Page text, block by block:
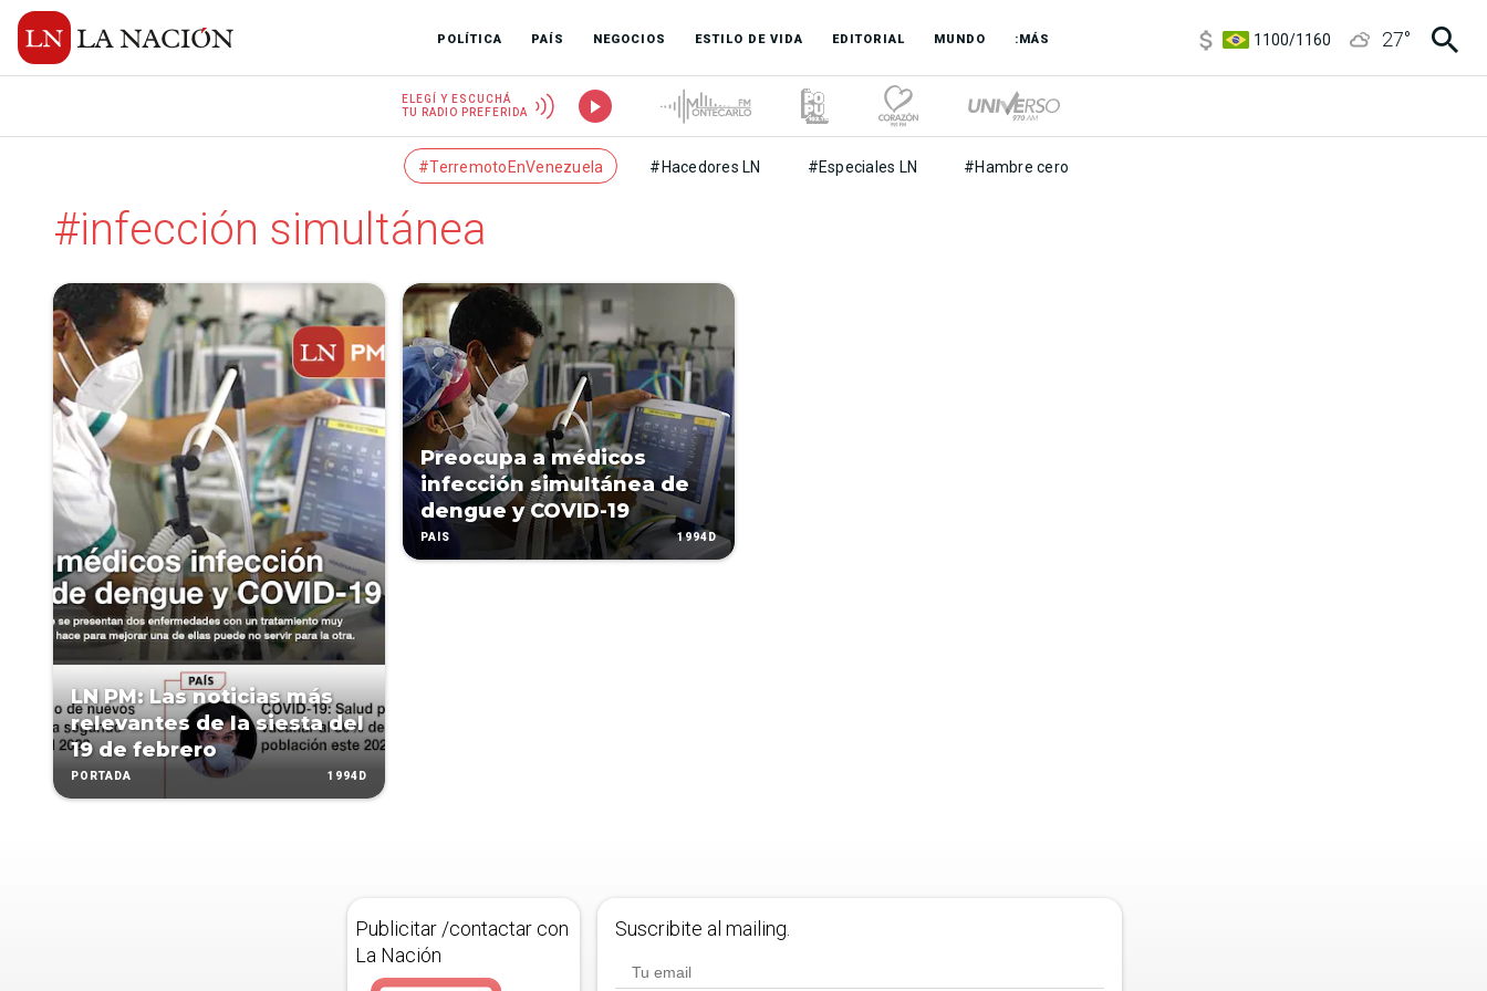
POLÍTICA PAÍS NEGOCIOS ESTILO DE VIDA EDITORIAL MUNDO :MÁS
1100/1160
27°
ELEGÍ Y ESCUCHÁ
TU RADIO PREFERIDA
#TerremotoEnVenezuela #Hacedores LN #Especiales LN #Hambre cero
#infección simultánea
LN PM: Las noticias más
relevantes de la siesta del
19 de febrero
PORTADA 1994D
Preocupa a médicos
infección simultánea de
dengue y COVID-19
PAÍS 1994D
Publicitar /contactar con
La Nación
Suscribite al mailing.